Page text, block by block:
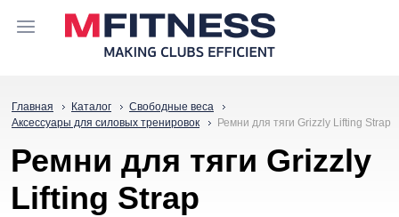
Главная Каталог
Свободные веса
Аксессуары для силовых тренировок
Ремни для тяги Grizzly Lifting Strap
Ремни для тяги Grizzly
Lifting Strap